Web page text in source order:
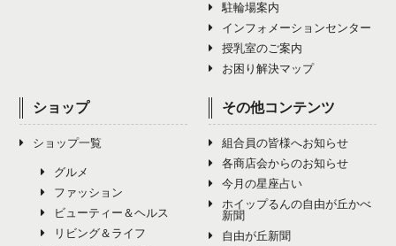
駐輪場案内
インフォメーションセンター
授乳室のご案内
お困り解決マップ
ショップ
ショップ一覧
グルメ
ファッション
ビューティー＆ヘルス
リビング＆ライフ
その他コンテンツ
組合員の皆様へお知らせ
各商店会からのお知らせ
今月の星座占い
ホイップるんの自由が丘かべ
新聞
自由が丘新聞